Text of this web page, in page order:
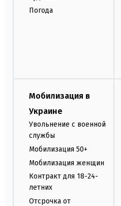
Погода
Мобилизация в
Украине
Увольнение с военной
службы
Мобилизация 50+
Мобилизация женщин
Контракт для 18-24-
летних
Отсрочка от